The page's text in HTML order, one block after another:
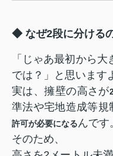
◆ なぜ2段に分ける
「じゃあ最初から
では？」と思います
実は、擁壁の高さが
準法や宅地造成等規
許可が必要になるんです
そのため、